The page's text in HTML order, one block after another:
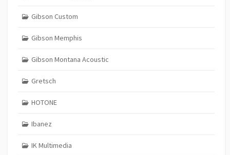
Gibson Custom
Gibson Memphis
Gibson Montana Acoustic
Gretsch
HOTONE
Ibanez
IK Multimedia